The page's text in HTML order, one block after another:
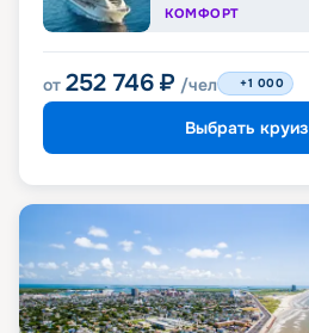
КОМФОРТ
от 252 746 ₽ /чел +1 000
Выбрать круиз